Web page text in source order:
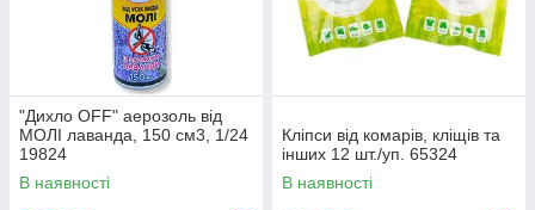
"Дихло OFF" аерозоль від
МОЛІ лаванда, 150 см3, 1/24
19824
В наявності
Кліпси від комарів, кліщів та
інших 12 шт./уп. 65324
В наявності